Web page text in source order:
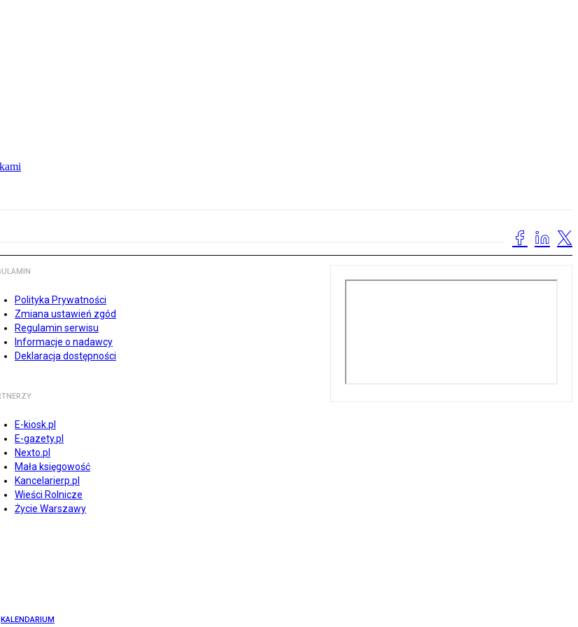
Polityka Prywatności
Zmiana ustawień zgód
Regulamin serwisu
Informacje o nadawcy
Deklaracja dostępności
E-kiosk.pl
E-gazety.pl
Nexto.pl
Mała księgowość
Kancelarierp.pl
Wieści Rolnicze
Życie Warszawy
KALENDARIUM